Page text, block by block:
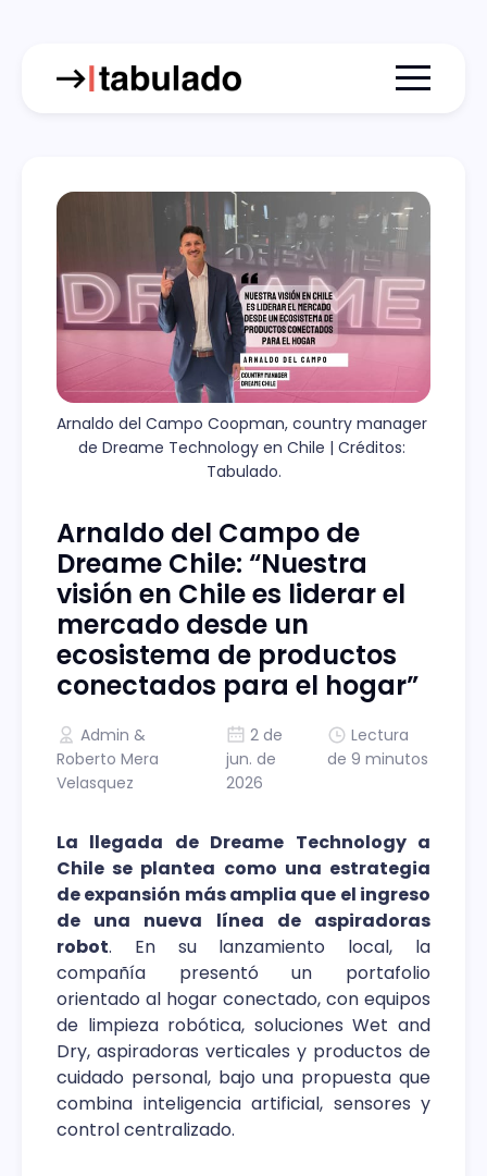
Menu
Arnaldo del Campo Coopman, country manager
de Dreame Technology en Chile | Créditos:
Tabulado.
Arnaldo del Campo de
Dreame Chile: “Nuestra
visión en Chile es liderar el
mercado desde un
ecosistema de productos
conectados para el hogar”
Admin &
Roberto Mera
Velasquez
2 de
jun. de
2026
Lectura
de 9 minutos
La llegada de Dreame Technology a
Chile se plantea como una estrategia
de expansión más amplia que el ingreso
de una nueva línea de aspiradoras
robot. En su lanzamiento local, la
compañía presentó un portafolio
orientado al hogar conectado, con equipos
de limpieza robótica, soluciones Wet and
Dry, aspiradoras verticales y productos de
cuidado personal, bajo una propuesta que
combina inteligencia artificial, sensores y
control centralizado.